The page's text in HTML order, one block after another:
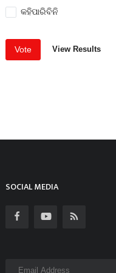
କହିପାରିବିନି
Vote View Results
SOCIAL MEDIA